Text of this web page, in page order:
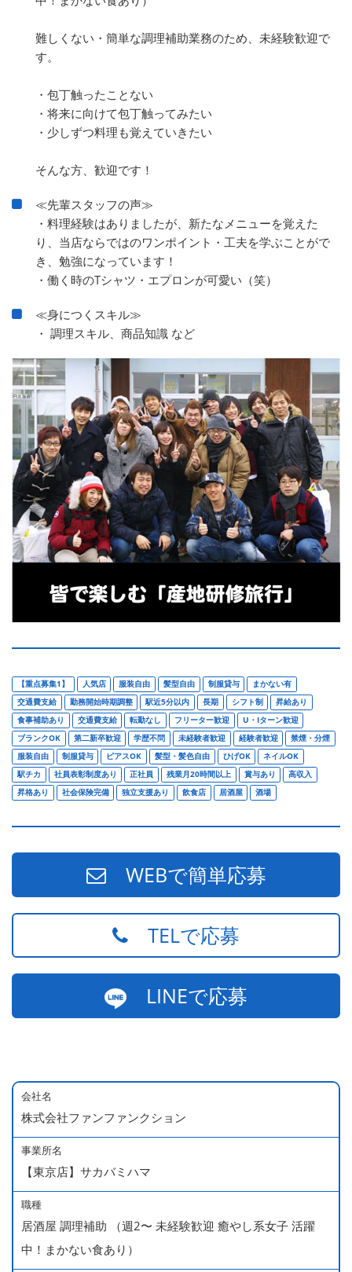
難しくない・簡単な調理補助業務のため、未経験歓迎で
す。
・包丁触ったことない
・将来に向けて包丁触ってみたい
・少しずつ料理も覚えていきたい
そんな方、歓迎です！
≪先輩スタッフの声≫
・料理経験はありましたが、新たなメニューを覚えた
り、当店ならではのワンポイント・工夫を学ぶことがで
き、勉強になっています！
・働く時のTシャツ・エプロンが可愛い（笑）
≪身につくスキル≫
・ 調理スキル、商品知識 など
【重点募集1】 人気店 服装自由 髪型自由 制服貸与
まかない有
交通費支給
勤務開始時期調整 駅近5分以内 長期 シフト制
昇給あり
食事補助あり
交通費支給 転勤なし フリーター歓迎
U・Iターン歓迎
ブランクOK
第二新卒歓迎 学歴不問 未経験者歓迎 経験者歓迎
禁煙・分煙
服装自由
制服貸与 ピアスOK 髪型・髪色自由 ひげOK
ネイルOK
駅チカ
社員表彰制度あり 正社員 残業月20時間以上 賞与あり
高収入
昇格あり
社会保険完備 独立支援あり 飲食店 居酒屋 酒場
WEBで簡単応募
TELで応募
LINEで応募
会社名
株式会社ファンファンクション
事業所名
【東京店】サカバミハマ
職種
居酒屋 調理補助 （週2〜 未経験歓迎 癒やし系女子 活躍
中！まかない食あり）